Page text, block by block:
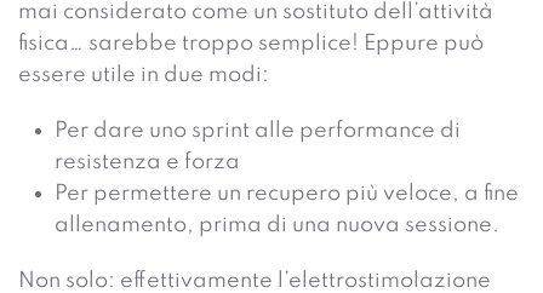
mai considerato come un sostituto dell’attività
fisica… sarebbe troppo semplice! Eppure può
essere utile in due modi:
Per dare uno sprint alle performance di
resistenza e forza
Per permettere un recupero più veloce, a fine
allenamento, prima di una nuova sessione.
Non solo: effettivamente l’elettrostimolazione